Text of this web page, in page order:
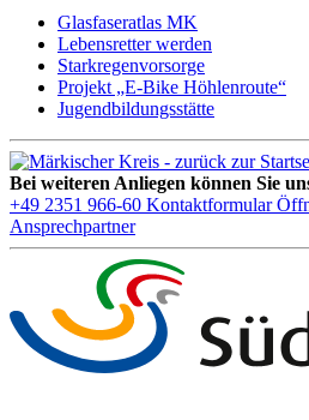
Glasfaseratlas MK
Lebensretter werden
Starkregenvorsorge
Projekt „E-Bike Höhlenroute“
Jugendbildungsstätte
Bei weiteren Anliegen können Sie
+49 2351 966-60 Kontaktformular
Ansprechpartner